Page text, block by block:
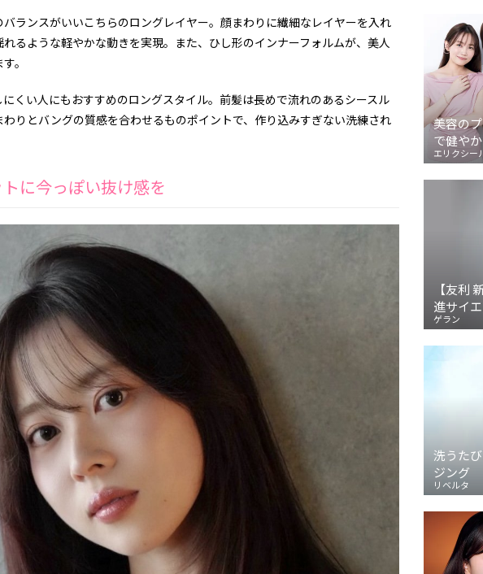
ランスがいいこちらのロングレイヤー。顔まわりに繊細なレイヤーを入れ
るような軽やかな動きを実現。また、ひし形のインナーフォルムが、美人
。
くい人にもおすすめのロングスタイル。前髪は長めで流れのあるシースル
りとバングの質感を合わせるものポイントで、作り込みすぎない洗練され
に今っぽい抜け感を
美容の
で健や
エリクシー
【友利
進サイ
ゲラン
洗うた
ジング
リベルタ